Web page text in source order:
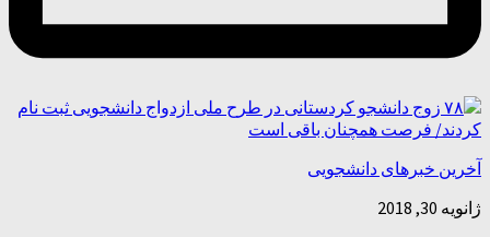
آخرین خبرهای دانشجویی
ژانویه 30, 2018